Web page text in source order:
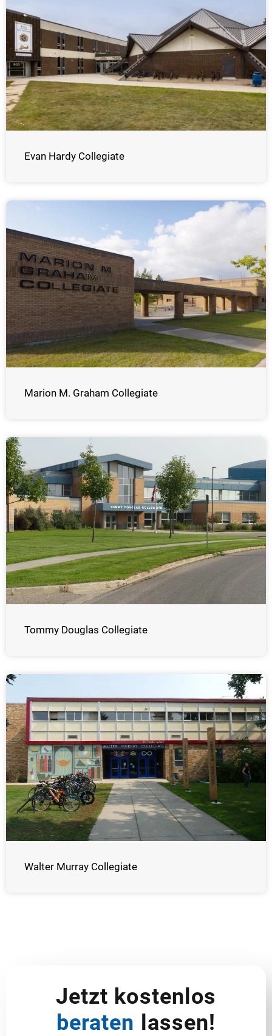
Evan Hardy Collegiate
Marion M. Graham Collegiate
Tommy Douglas Collegiate
Walter Murray Collegiate
Jetzt kostenlos
beraten lassen!